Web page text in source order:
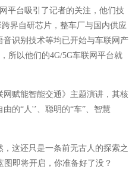
平台吸引了记者的关注，他们技
界自研芯片，整车厂与国内供应
识别技术等均已开始与车联网产
所以他们的4G/5G车联网平台就
赋能智能交通》主题演讲，其核
的“人'’、聪明的“车”、智慧
这还只是一条前无古人的探索之
即将开启，你准备好了没？